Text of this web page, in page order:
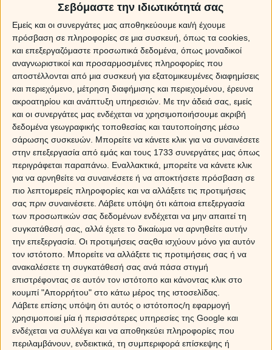
Σεβόμαστε την ιδιωτικότητά σας
Εμείς και οι συνεργάτες μας αποθηκεύουμε και/ή έχουμε
πρόσβαση σε πληροφορίες σε μια συσκευή, όπως τα cookies,
και επεξεργαζόμαστε προσωπικά δεδομένα, όπως μοναδικοί
αναγνωριστικοί και προσαρμοσμένες πληροφορίες που
αποστέλλονται από μια συσκευή για εξατομικευμένες διαφημίσεις
και περιεχόμενο, μέτρηση διαφήμισης και περιεχομένου, έρευνα
ακροατηρίου και ανάπτυξη υπηρεσιών. Με την άδειά σας, εμείς
και οι συνεργάτες μας ενδέχεται να χρησιμοποιήσουμε ακριβή
δεδομένα γεωγραφικής τοποθεσίας και ταυτοποίησης μέσω
σάρωσης συσκευών. Μπορείτε να κάνετε κλικ για να συναινέσετε
στην επεξεργασία από εμάς και τους 1733 συνεργάτες μας όπως
περιγράφεται παραπάνω. Εναλλακτικά, μπορείτε να κάνετε κλικ
για να αρνηθείτε να συναινέσετε ή να αποκτήσετε πρόσβαση σε
πιο λεπτομερείς πληροφορίες και να αλλάξετε τις προτιμήσεις
σας πριν συναινέσετε. Λάβετε υπόψη ότι κάποια επεξεργασία
των προσωπικών σας δεδομένων ενδέχεται να μην απαιτεί τη
συγκατάθεσή σας, αλλά έχετε το δικαίωμα να αρνηθείτε αυτήν
την επεξεργασία. Οι προτιμήσεις σαςθα ισχύουν μόνο για αυτόν
τον ιστότοπο. Μπορείτε να αλλάξετε τις προτιμήσεις σας ή να
ανακαλέσετε τη συγκατάθεσή σας ανά πάσα στιγμή
επιστρέφοντας σε αυτόν τον ιστότοπο και κάνοντας κλικ στο
κουμπί "Απορρήτου" στο κάτω μέρος της ιστοσελίδας.
Λάβετε επίσης υπόψη ότι αυτός ο ιστότοπος/η εφαρμογή
χρησιμοποιεί μία ή περισσότερες υπηρεσίες της Google και
ενδέχεται να συλλέγει και να αποθηκεύει πληροφορίες που
περιλαμβάνουν, ενδεικτικά, τη συμπεριφορά επίσκεψης ή
Τα ζώδια το Σάββατο 08/08/2026
Εβδομαδιαίες προβλέψεις - Ζώδια εβδομάδας 10/08 -
17/08
ΔΩΡΕΑΝ πρόβλεψη από τον Χρίστο Ντούβλη για την
έκλειψη Ηλίου στον Λέοντα!